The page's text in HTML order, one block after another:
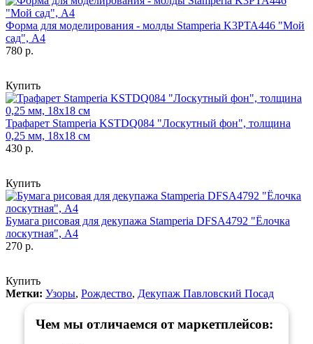
Форма для моделирования - молды Stamperia K3PTA446 "Мой
сад", А4
780 р.
Купить
Трафарет Stamperia KSTDQ084 "Лоскутный фон", толщина
0,25 мм, 18х18 см
430 р.
Купить
Бумага рисовая для декупажа Stamperia DFSA4792 "Ёлочка
лоскутная", А4
270 р.
Купить
Метки: Узоры, Рождество, Декупаж Павловский Посад
Чем мы отличаемся от маркетплейсов: